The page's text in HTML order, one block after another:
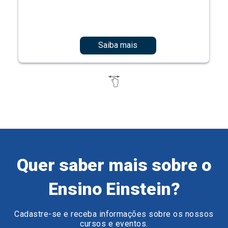
Saiba mais
Quer saber mais sobre o
Ensino Einstein?
Cadastre-se e receba informações sobre os nossos
cursos e eventos.